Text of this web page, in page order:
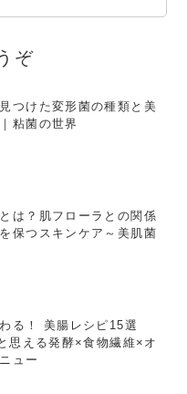
ぞ
つけた変形菌の種類と美
粘菌の世界
は？肌フローラとの関係
保つスキンケア～美肌菌
る！ 美腸レシピ15選
思える発酵×食物繊維×オ
ュー